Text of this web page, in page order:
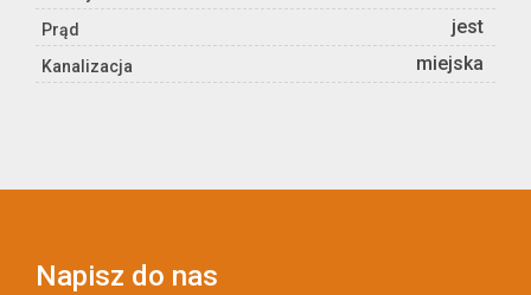
Prąd jest
Kanalizacja miejska
Napisz do nas